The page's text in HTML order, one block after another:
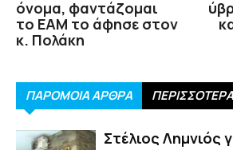
όνομα, φαντάζομαι
το ΕΑΜ το άφησε στον
κ. Πολάκη
ΠΑΡΟΜΟΙΑ ΑΡΘΡΑ ΠΕΡΙΣΣΟΤΕΡΑ
Στέλιος Λημνιός